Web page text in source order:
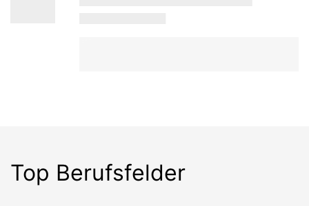
Top Berufsfelder